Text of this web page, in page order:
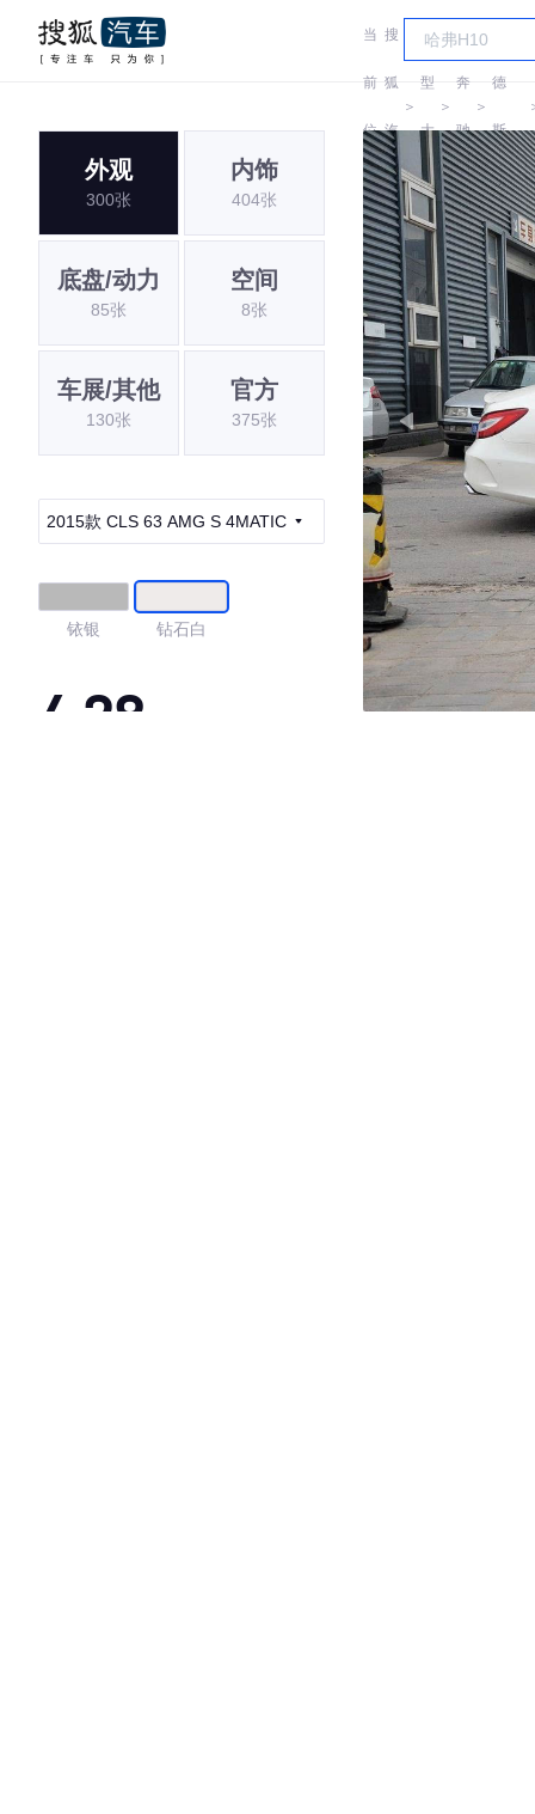
当
前
位
置:
搜
狐
汽
车
＞
车
型
大
全
＞
奔
驰
＞
德
斯-
AMG
外观
300张
内饰
404张
底盘/动力
85张
空间
8张
车展/其他
130张
官方
375张
2015款 CLS 63 AMG S 4MATIC
铱银 钻石白
4.28